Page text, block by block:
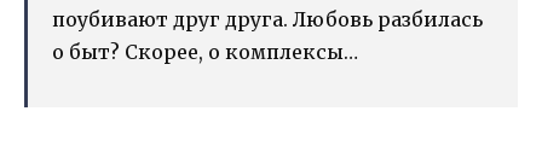
поубивают друг друга. Любовь разбилась
о быт? Скорее, о комплексы…